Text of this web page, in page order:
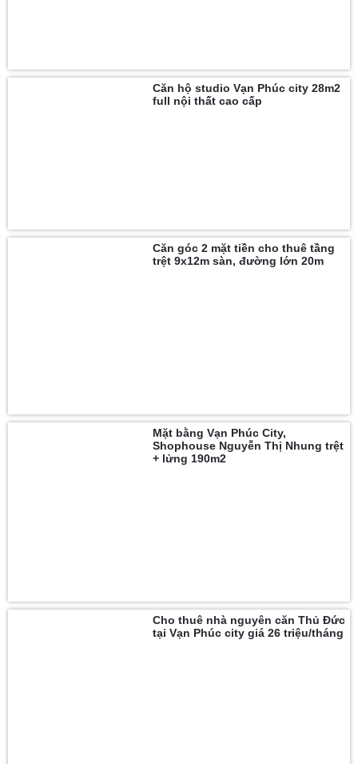
Căn hộ studio Vạn Phúc city 28m2
full nội thất cao cấp
Căn góc 2 mặt tiền cho thuê tầng
trệt 9x12m sàn, đường lớn 20m
Mặt bằng Vạn Phúc City,
Shophouse Nguyễn Thị Nhung trệt
+ lửng 190m2
Cho thuê nhà nguyên căn Thủ Đức
tại Vạn Phúc city giá 26 triệu/tháng